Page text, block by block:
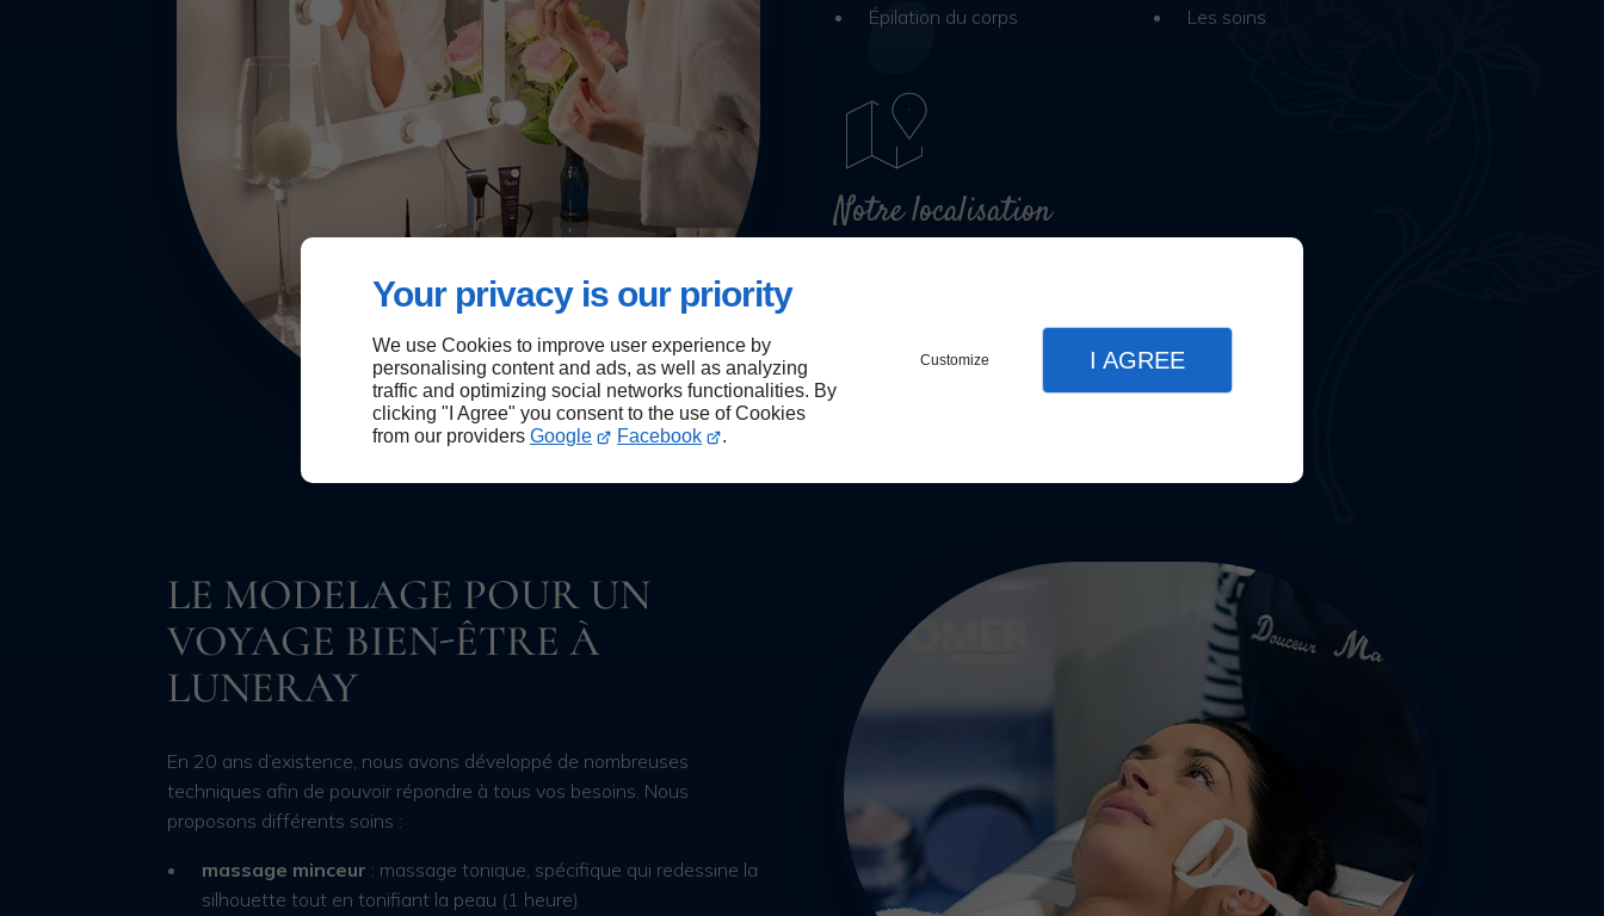
Your privacy is our priority
We use Cookies to improve user experience by
personalising content and ads, as well as analyzing
traffic and optimizing social networks functionalities. By
clicking "I Agree" you consent to the use of Cookies
from our providers Google Facebook .
Customize I AGREE
Épilation du corps
Les soins
Notre localisation
LE MODELAGE POUR UN
VOYAGE BIEN-ÊTRE À
LUNERAY
En 20 ans d’existence, nous avons développé de nombreuses
techniques afin de pouvoir répondre à tous vos besoins. Nous
proposons différents soins :
massage minceur : massage tonique, spécifique qui redessine la
silhouette tout en tonifiant la peau (1 heure)